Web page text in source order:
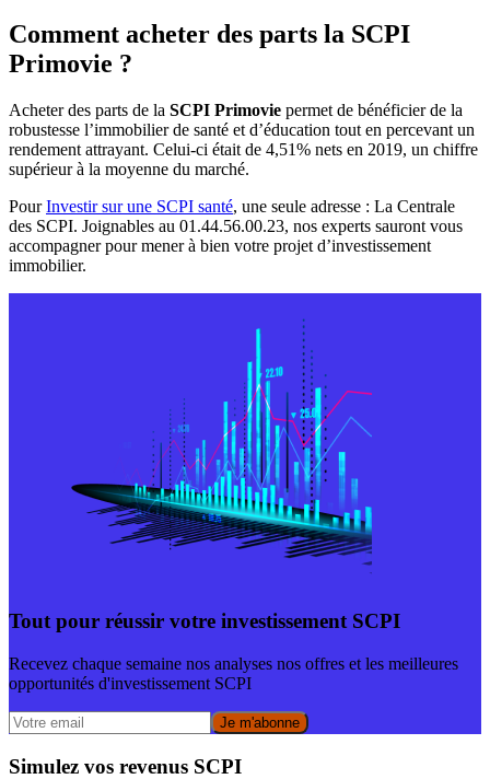
Comment acheter des parts la SCPI
Primovie ?
Acheter des parts de la SCPI Primovie permet de bénéficier de la
robustesse l’immobilier de santé et d’éducation tout en percevant un
rendement attrayant. Celui-ci était de 4,51% nets en 2019, un chiffre
supérieur à la moyenne du marché.
PourInvestir sur une SCPI santé, une seule adresse : La Centrale
des SCPI. Joignables au 01.44.56.00.23, nos experts sauront vous
accompagner pour mener à bien votre projet d’investissement
immobilier.
Tout pour réussir votre investissement SCPI
Recevez chaque semaine nos analyses nos offres et les meilleures
opportunités d'investissement SCPI
Je m'abonne
Simulez vos revenus SCPI